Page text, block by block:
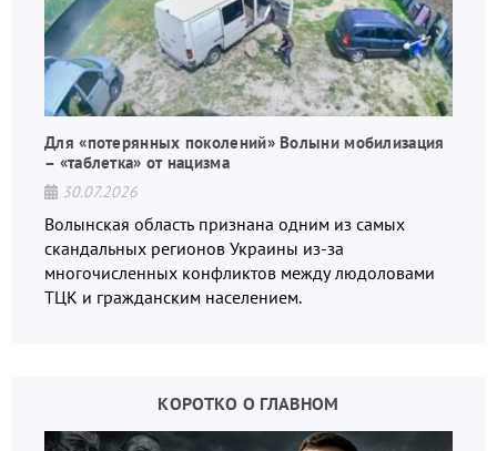
Для «потерянных поколений» Волыни мобилизация
– «таблетка» от нацизма
30.07.2026
Волынская область признана одним из самых
скандальных регионов Украины из-за
многочисленных конфликтов между людоловами
ТЦК и гражданским населением.
КОРОТКО О ГЛАВНОМ